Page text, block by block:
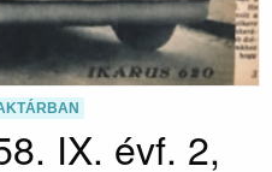
IX. évf. 2,